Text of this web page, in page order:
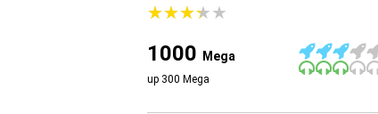
★★★★★
★★★★★
1000 Mega
up 300 Mega